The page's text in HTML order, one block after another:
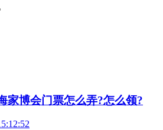
家博会门票怎么弄?怎么领?